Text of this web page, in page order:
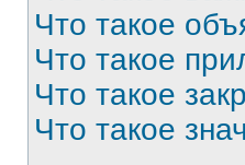
Что такое
Что такое
Что такое
Что такое